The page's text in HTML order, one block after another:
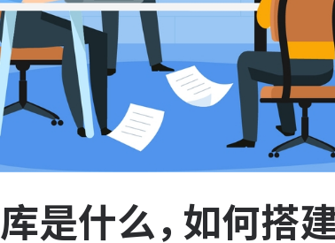
可持续地交付端到端的价值
服务台和工单管理
轻松响应与解决客户反馈
助力车企高效研发
是什么，如何搭